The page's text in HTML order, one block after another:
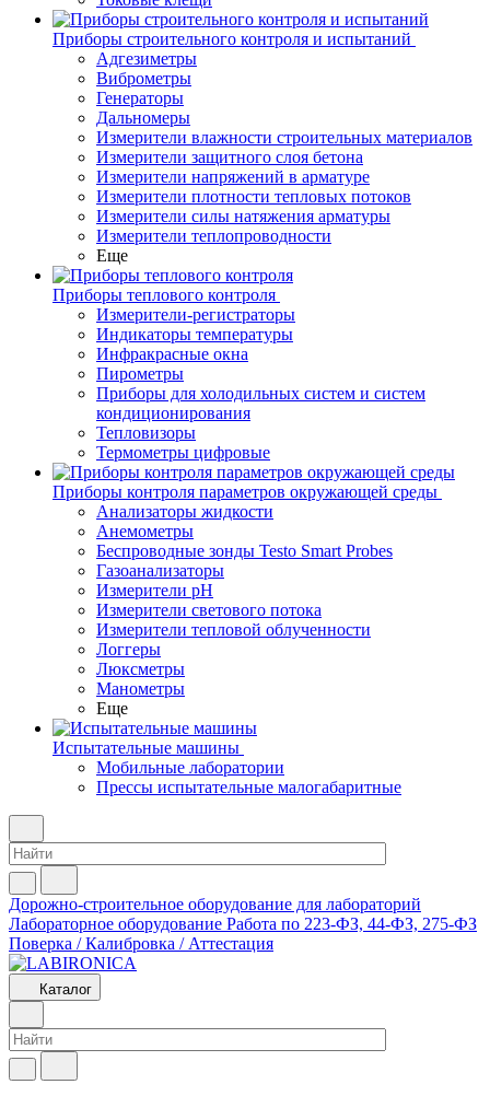
Приборы строительного контроля и испытаний
Адгезиметры
Виброметры
Генераторы
Дальномеры
Измерители влажности строительных материалов
Измерители защитного слоя бетона
Измерители напряжений в арматуре
Измерители плотности тепловых потоков
Измерители силы натяжения арматуры
Измерители теплопроводности
Еще
Приборы теплового контроля
Измерители-регистраторы
Индикаторы температуры
Инфракрасные окна
Пирометры
Приборы для холодильных систем и систем
кондиционирования
Тепловизоры
Термометры цифровые
Приборы контроля параметров окружающей среды
Анализаторы жидкости
Анемометры
Беспроводные зонды Testo Smart Probes
Газоанализаторы
Измерители pH
Измерители светового потока
Измерители тепловой облученности
Логгеры
Люксметры
Манометры
Еще
Испытательные машины
Мобильные лаборатории
Прессы испытательные малогабаритные
Дорожно-строительное оборудование для лабораторий
Лабораторное оборудование Работа по 223-ФЗ, 44-ФЗ, 275-ФЗ
Поверка / Калибровка / Аттестация
Каталог